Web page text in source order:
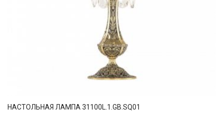
НАСТОЛЬНАЯ ЛАМПА 31100L.1.GB.SQ01